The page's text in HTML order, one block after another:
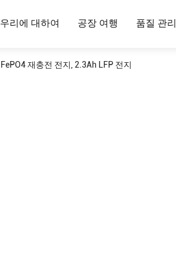
우리에 대하여 공장 여행 품질 관리
재충전 전지, 2.3Ah LFP 전지